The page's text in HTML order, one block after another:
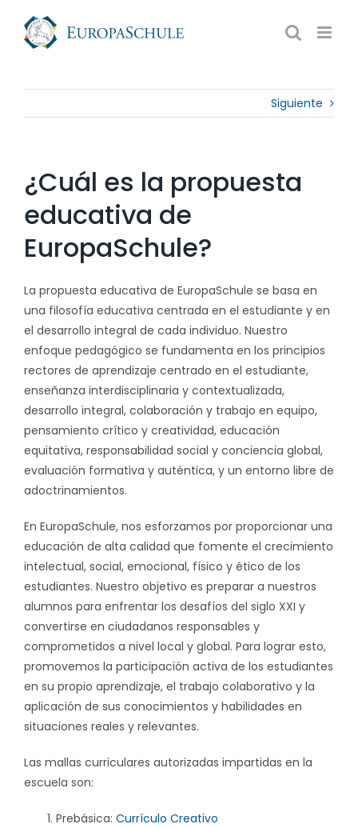
contenido
Siguiente
¿Cuál es la propuesta
educativa de
EuropaSchule?
La propuesta educativa de EuropaSchule se basa en
una filosofía educativa centrada en el estudiante y en
el desarrollo integral de cada individuo. Nuestro
enfoque pedagógico se fundamenta en los principios
rectores de aprendizaje centrado en el estudiante,
enseñanza interdisciplinaria y contextualizada,
desarrollo integral, colaboración y trabajo en equipo,
pensamiento crítico y creatividad, educación
equitativa, responsabilidad social y conciencia global,
evaluación formativa y auténtica, y un entorno libre de
adoctrinamientos.
En EuropaSchule, nos esforzamos por proporcionar una
educación de alta calidad que fomente el crecimiento
intelectual, social, emocional, físico y ético de los
estudiantes. Nuestro objetivo es preparar a nuestros
alumnos para enfrentar los desafíos del siglo XXI y
convertirse en ciudadanos responsables y
comprometidos a nivel local y global. Para lograr esto,
promovemos la participación activa de los estudiantes
en su propio aprendizaje, el trabajo colaborativo y la
aplicación de sus conocimientos y habilidades en
situaciones reales y relevantes.
Las mallas curriculares autorizadas impartidas en la
escuela son:
Prebásica: Currículo Creativo